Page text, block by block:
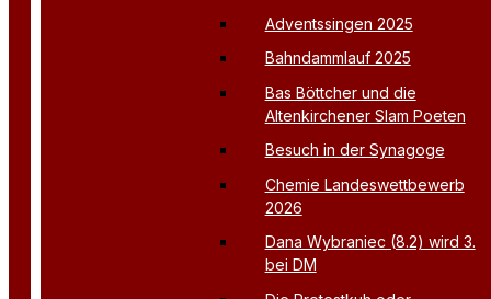
Adventssingen 2025
Bahndammlauf 2025
Bas Böttcher und die
Altenkirchener Slam Poeten
Besuch in der Synagoge
Chemie Landeswettbewerb
2026
Dana Wybraniec (8.2) wird 3.
bei DM